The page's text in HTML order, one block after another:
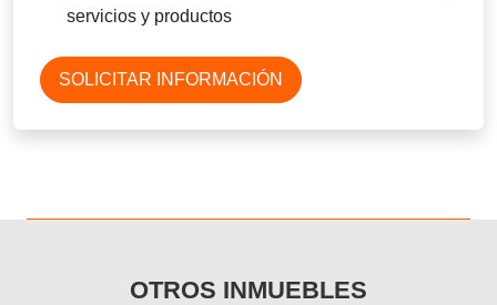
servicios y productos
SOLICITAR INFORMACIÓN
OTROS INMUEBLES